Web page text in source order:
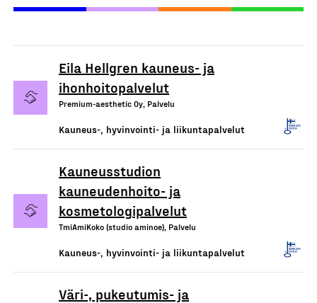
Eila Hellgren kauneus- ja
ihonhoitopalvelut
Premium-aesthetic Oy, Palvelu
Kauneus-, hyvinvointi- ja liikuntapalvelut
Kauneusstudion
kauneudenhoito- ja
kosmetologipalvelut
TmiAmiKoko (studio aminoe), Palvelu
Kauneus-, hyvinvointi- ja liikuntapalvelut
Väri-, pukeutumis- ja